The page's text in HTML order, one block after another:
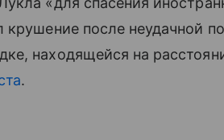
крушение после неудачной
находящейся на
.